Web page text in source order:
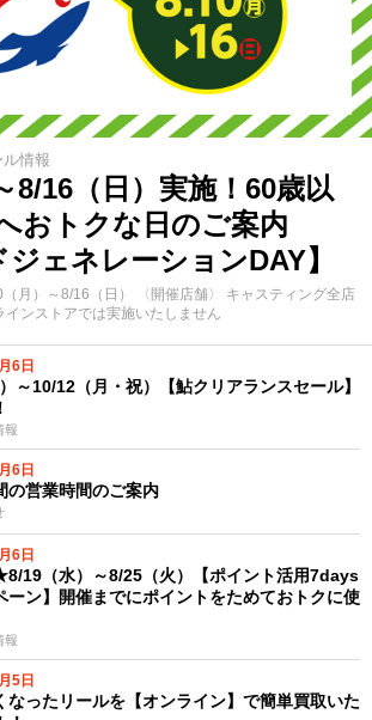
ル情報
8/16（日）実施！60歳以
おトクな日のご案内
ェネレーションDAY】
（月）～8/16（日） 〈開催店舗〉 キャスティング全店
ンストアでは実施いたしません
6日
報
～10/12（月・祝）【鮎クリアランスセール】
6日
の営業時間のご案内
6日
報
19（水）～8/25（火）【ポイント活用7days
ーン】開催までにポイントをためておトクに使
5日
なったリールを【オンライン】で簡単買取いた